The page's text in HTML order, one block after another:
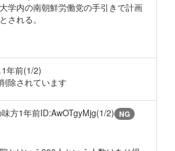
学内の南朝鮮労働党の手引きで計画
される。
1年前(1/2)
除されています
方1年前ID:AwOTgyMjg(1/2) NG